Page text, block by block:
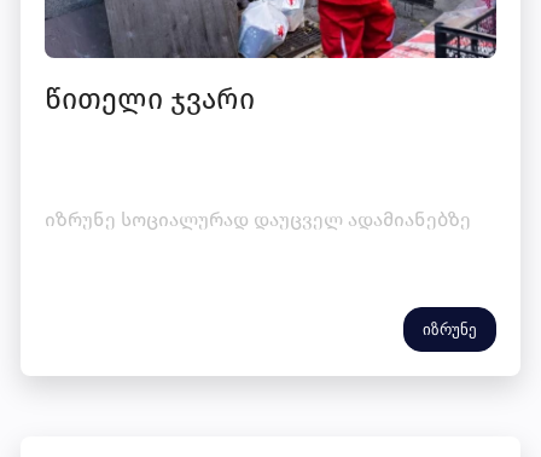
წითელი ჯვარი
იზრუნე სოციალურად დაუცველ ადამიანებზე
იზრუნე